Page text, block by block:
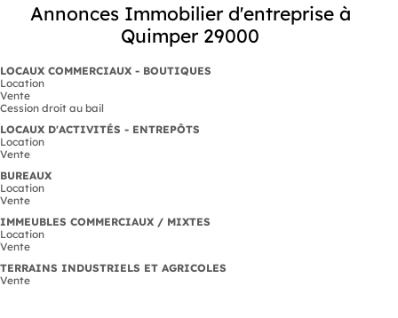
Annonces Immobilier d'entreprise à
Quimper 29000
LOCAUX COMMERCIAUX - BOUTIQUES
Location
Vente
Cession droit au bail
LOCAUX D'ACTIVITÉS - ENTREPÔTS
Location
Vente
BUREAUX
Location
Vente
IMMEUBLES COMMERCIAUX / MIXTES
Location
Vente
TERRAINS INDUSTRIELS ET AGRICOLES
Vente